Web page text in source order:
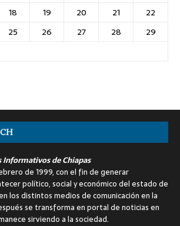
18 19 20 21
22
25 26 27 28
29
Informativos de Chiapas
de 1999, con el fin de generar
político, social y económico del estado de
los distintos medios de comunicación en la
se transforma en portal de noticias en
sirviendo a la sociedad.